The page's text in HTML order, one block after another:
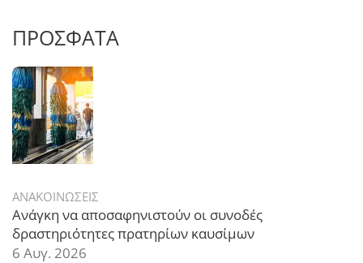
ΠΡΟΣΦΑΤΑ
ΑΝΑΚΟΙΝΩΣΕΙΣ
Ανάγκη να αποσαφηνιστούν οι συνοδές
δραστηριότητες πρατηρίων καυσίμων
6 Αυγ. 2026